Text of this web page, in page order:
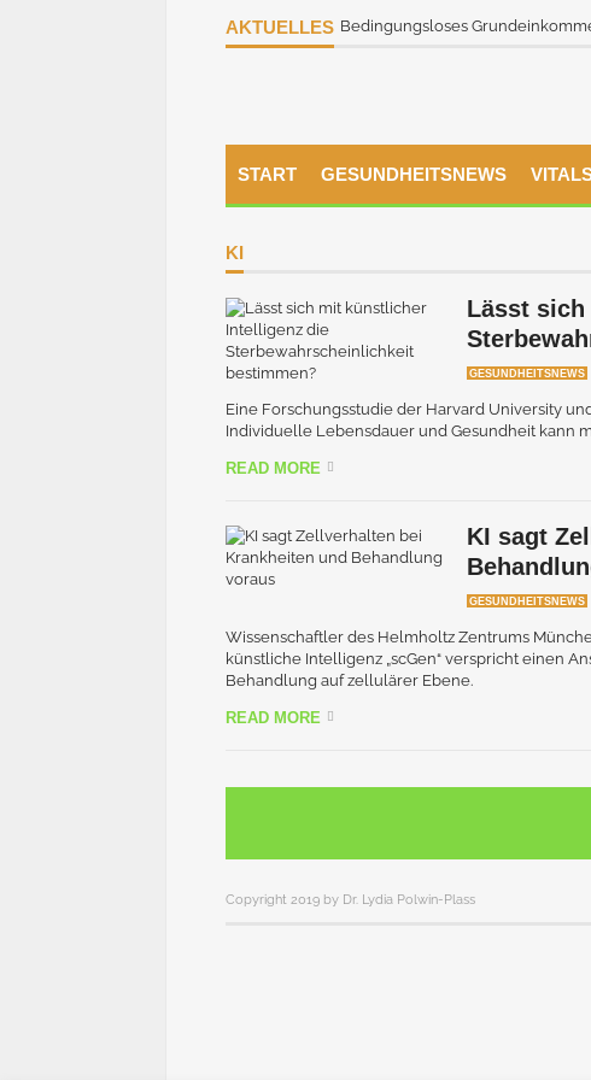
AKTUELLES Bedingungsloses
START GESUNDHEITSNEWS
KI
Lässt
GESUNDHEITSNEWS
Eine Forschungsstudie der Harvard University
Individuelle Lebensdauer und Gesundheit kann
READ MORE
KI sagt
GESUNDHEITSNEWS
Wissenschaftler des Helmholtz Zentrums
künstliche Intelligenz „scGen“ verspricht einen
Behandlung auf zellulärer Ebene.
READ MORE
Copyright 2019 by Dr. Lydia Polwin-Plass